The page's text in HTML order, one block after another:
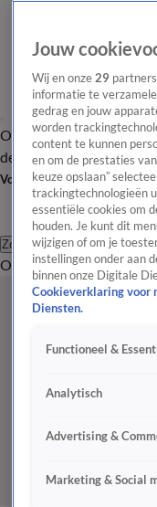
OverzichtAfleveringen
de redactieNieuwsbrief
Volg Shownieuws
Zoeken
OverzichtEntertainment
Jouw
Wij en onze 29
informatie te
gedrag en jouw
worden
content te kunnen
en om de prestaties
keuze opslaan”
trackingtechnologieën
essentiële cookies om
houden. Je kunt dit
wijzigen of om je
instellingen onder aan
binnen onze Digitale
Cookieverklaring voor
Diensten.
Functioneel &
Analytisch
Advertising &
Marketing & Social